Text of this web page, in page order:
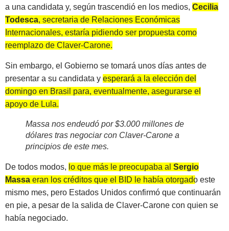
a una candidata y, según trascendió en los medios, Cecilia
Todesca, secretaria de Relaciones Económicas
Internacionales, estaría pidiendo ser propuesta como
reemplazo de Claver-Carone.
Sin embargo, el Gobierno se tomará unos días antes de
presentar a su candidata y esperará a la elección del
domingo en Brasil para, eventualmente, asegurarse el
apoyo de Lula.
Massa nos endeudó por $3.000 millones de
dólares tras negociar con Claver-Carone a
principios de este mes.
De todos modos, lo que más le preocupaba al Sergio
Massa eran los créditos que el BID le había otorgado este
mismo mes, pero Estados Unidos confirmó que continuarán
en pie, a pesar de la salida de Claver-Carone con quien se
había negociado.